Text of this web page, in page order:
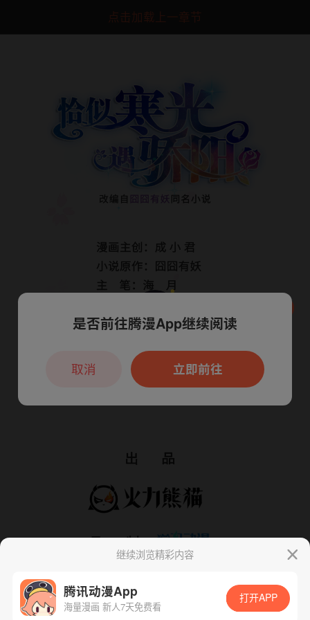
点击加载上一章节
App免费看
继续浏览精彩内容
腾讯动漫App
海量漫画 新人7天免费看
打开APP
本章节仅支持App阅读，可打开App新用
户7天免费看
是否前往腾漫App继续阅读
立即前往
取消